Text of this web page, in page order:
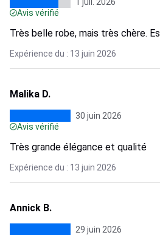
Avis vérifié
Très belle robe, mais très chère.
Expérience du : 13 juin 2026
Malika D.
30 juin 2026
Avis vérifié
Très grande élégance et qualité
Expérience du : 13 juin 2026
Annick B.
29 juin 2026